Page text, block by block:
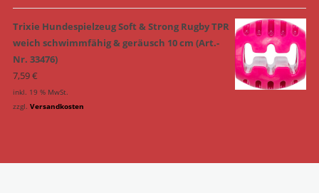
Trixie Hundespielzeug Soft & Strong Rugby TPR
weich schwimmfähig & geräusch 10 cm (Art.-
Nr. 33476)
7,59€
inkl. 19 % MwSt.
zzgl. Versandkosten